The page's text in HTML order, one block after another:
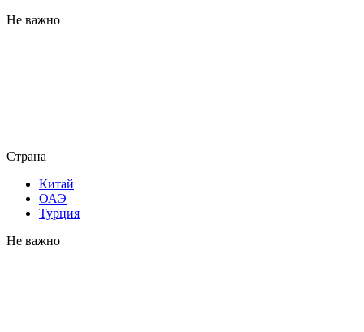
Не важно
Страна
Китай
ОАЭ
Турция
Не важно